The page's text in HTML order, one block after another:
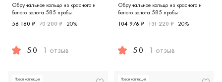
Обручальное кольцо из красного и
белого золота 585 пробы
56 160 ₽ 70 200 ₽ 20%
5.0 1 отзыв
Обручальное кольцо из красного и
белого золота 585 пробы
104 976 ₽ 131 220 ₽ 20%
5.0 1 отзыв
Новая коллекция Новая коллекция